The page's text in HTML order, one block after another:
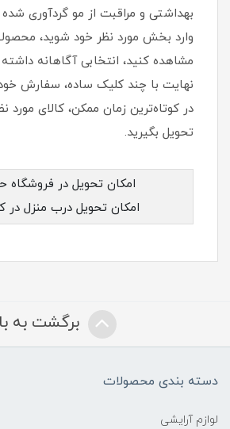
بهداشتی و مراقبت از مو گردآوری
وارد بخش مورد نظر خود شوید،
مشاهده کنید، انتخابی آگاهانه
نهایت با چند کلیک ساده، سفارش خود
در کوتاه‌ترین زمان ممکن، کالای مورد
تحویل بگیرید.
امکان تحویل در فروشگاه
امکان تحویل درب منزل در
برگشت به
دسته بندی محصولات
لوازم آرایشی